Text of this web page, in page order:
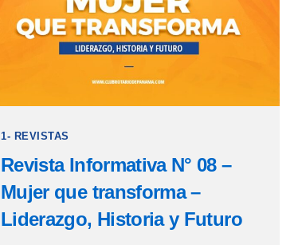
1- REVISTAS
Revista Informativa N° 08 –
Mujer que transforma –
Liderazgo, Historia y Futuro